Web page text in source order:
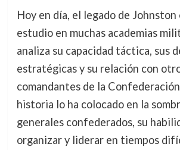
Hoy en día, el legado de
estudio en muchas academias
analiza su capacidad táctica, sus
estratégicas y su relación con
comandantes de la
historia lo ha colocado en la
generales confederados, su
organizar y liderar en tiempos